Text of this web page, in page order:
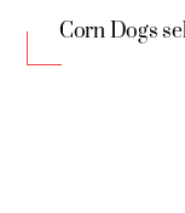
Corn Dogs